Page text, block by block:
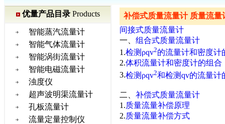
优量产品目录 Products
智能蒸汽流量计
智能气体流量计
智能涡街流量计
智能电磁流量计
浊度仪
超声波明渠流量计
孔板流量计
流量定量控制仪
补偿式质量流量计 质量流量
间接式质量流量计
一、 组合式质量流量计
1.检测ρqv2的流量计和密度计
2.体积流量计和密度计的组合
3.检测ρqv2和检测qv的流量计
二、 补偿式质量流量计
1.质量流量补偿原理
2.质量流量补偿方式